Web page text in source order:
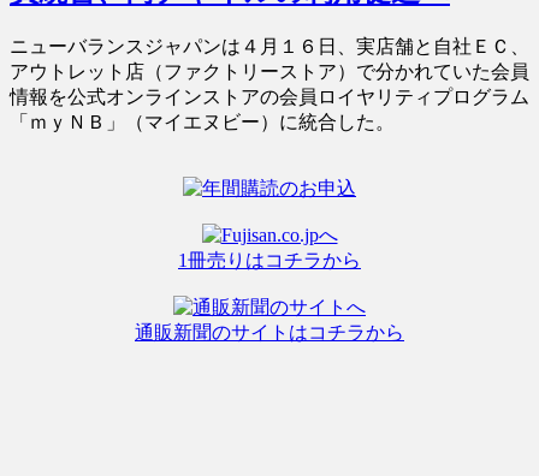
ニューバランスジャパンは４月１６日、実店舗と自社ＥＣ、
アウトレット店（ファクトリーストア）で分かれていた会員
情報を公式オンラインストアの会員ロイヤリティプログラム
「ｍｙＮＢ」（マイエヌビー）に統合した。
1冊売りはコチラから
通販新聞のサイトはコチラから